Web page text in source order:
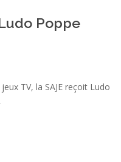
Poppe
TV, la SAJE reçoit Ludo